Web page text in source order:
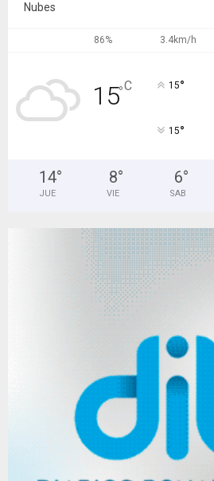
Nubes
86% 3.4km/h
15°C 15°
15°
14°
JUE
8°
VIE
6°
SAB